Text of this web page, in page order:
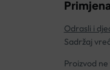
Odrasli i
Sadržaj
Proizvod